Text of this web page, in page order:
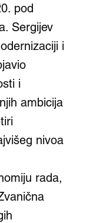
pod
Sergijev
i
i
ambicija
nivoa
rada,